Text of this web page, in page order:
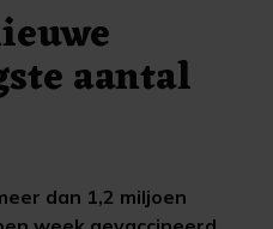
aantal
dan 1,2 miljoen